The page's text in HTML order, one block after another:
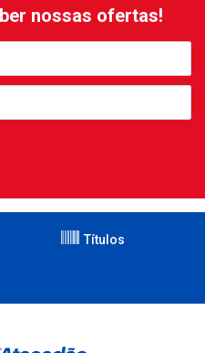
nossas ofertas!
Títulos